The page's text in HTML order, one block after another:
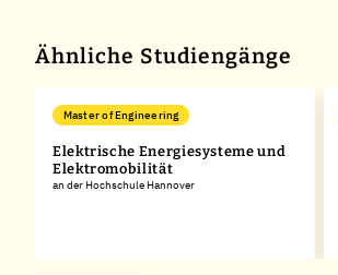
Ähnliche Studiengänge
Master of Engineering
Elektrische Energiesysteme und
Elektromobilität
an der Hochschule Hannover